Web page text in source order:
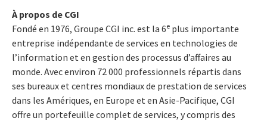
À propos de CGI
Fondé en 1976, Groupe CGI inc. est la 6e plus importante
entreprise indépendante de services en technologies de
l’information et en gestion des processus d’affaires au
monde. Avec environ 72 000 professionnels répartis dans
ses bureaux et centres mondiaux de prestation de services
dans les Amériques, en Europe et en Asie-Pacifique, CGI
offre un portefeuille complet de services, y compris des